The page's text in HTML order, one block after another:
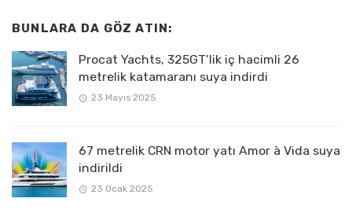
BUNLARA DA GÖZ ATIN:
Procat Yachts, 325GT’lik iç hacimli 26
metrelik katamaranı suya indirdi
23 Mayıs 2025
67 metrelik CRN motor yatı Amor à Vida suya
indirildi
23 Ocak 2025